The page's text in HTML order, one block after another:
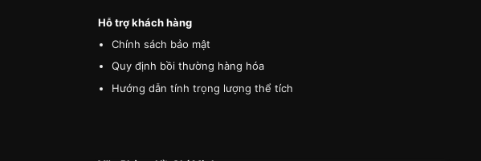
Hỗ trợ khách hàng
Chính sách bảo mật
Quy định bồi thường hàng hóa
Hướng dẫn tính trọng lượng thể tích